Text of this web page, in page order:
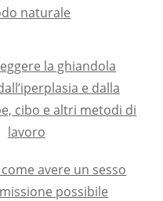
naturale
la ghiandola
e dalla
cibo e altri metodi di
lavoro
avere un sesso
possibile